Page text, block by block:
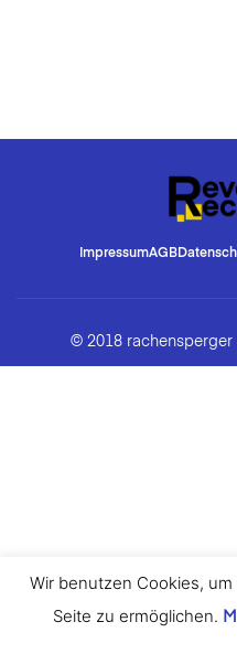
ImpressumAGB
© 2018 rachensperger
Wir benutzen Cookies,
Seite zu ermöglichen.